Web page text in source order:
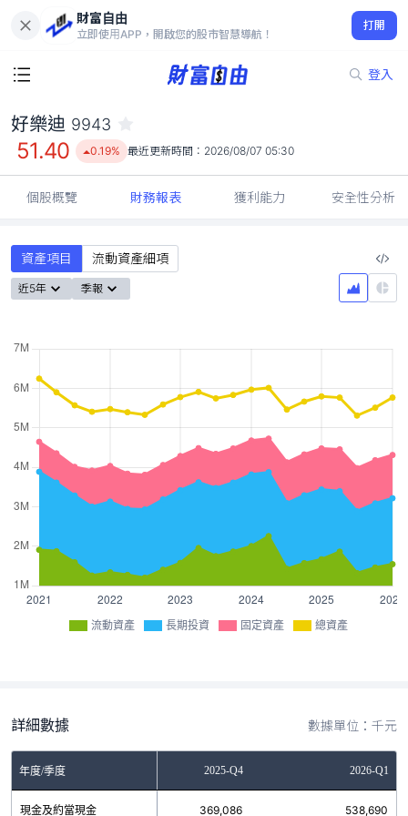
財富自由
立即使用APP，開啟您的股市智慧導航！
打開
登入
51.40
0.19%
好樂迪 9943
51.40 0.19% 最近更新時間： 2026/08/07 05:30
個股概覽 財務報表 獲利能力 安全性分析
資產項目 流動資產細項
近5年 季報
流動資產 長期投資 固定資產 總資產
詳細數據 數據單位：千元
年度/季度2025-Q3 2025-Q4 2026-Q1
現金及約當現金
582,479 369,086 538,690